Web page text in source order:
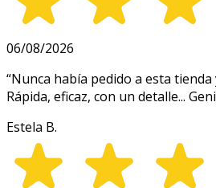
06/08/2026
“Nunca había pedido a esta
Rápida, eficaz, con un detalle...
Estela B.